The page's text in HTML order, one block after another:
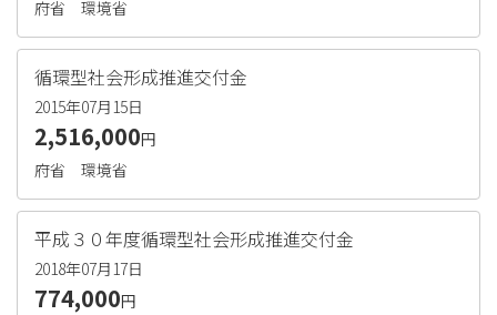
府省
環境省
循環型社会形成推進交付金
2015年07月15日
2,516,000円
府省
環境省
平成３０年度循環型社会形成推進交付金
2018年07月17日
774,000円